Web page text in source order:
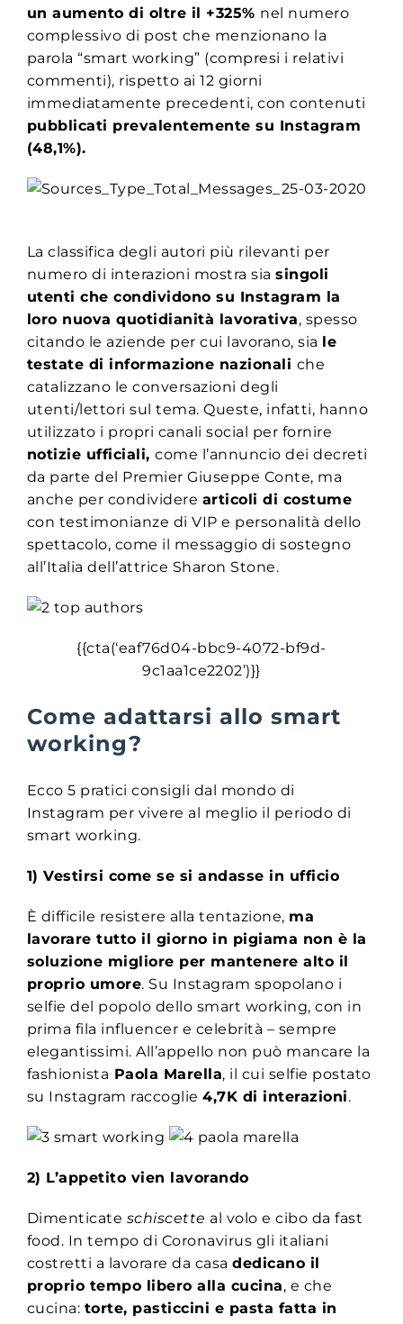
un aumento di oltre il +325% nel numero
complessivo di post che menzionano la
parola “smart working” (compresi i relativi
commenti), rispetto ai 12 giorni
immediatamente precedenti, con contenuti
pubblicati prevalentemente su Instagram
(48,1%).
La classifica degli autori più rilevanti per
numero di interazioni mostra siasingoli
utenti che condividono su Instagram la
loro nuova quotidianità lavorativa, spesso
citando le aziende per cui lavorano, sia le
testate di informazione nazionali che
catalizzano le conversazioni degli
utenti/lettori sul tema. Queste, infatti, hanno
utilizzato i propri canali social per fornire
notizie ufficiali,come l’annuncio dei decreti
da parte del Premier Giuseppe Conte, ma
anche per condividere articoli di costume
con testimonianze di VIP e personalità dello
spettacolo, come il messaggio di sostegno
all’Italia dell’attrice Sharon Stone.
{{cta(‘eaf76d04-bbc9-4072-bf9d-
9c1aa1ce2202’)}}
Come adattarsi allo smart
working?
Ecco 5 pratici consigli dal mondo di
Instagram per vivere al meglio il periodo di
smart working.
1) Vestirsi come se si andasse in ufficio
È difficile resistere alla tentazione, ma
lavorare tutto il giorno in pigiama non è la
soluzione migliore per mantenere alto il
proprio umore. Su Instagram spopolano i
selfie del popolo dello smart working, con in
prima fila influencer e celebrità – sempre
elegantissimi. All’appello non può mancare la
fashionista Paola Marella, il cui selfie postato
su Instagram raccoglie4,7K di interazioni.
2) L’appetito vien lavorando
Dimenticate schiscette al volo e cibo da fast
food. In tempo di Coronavirus gli italiani
costretti a lavorare da casadedicano il
proprio tempo libero alla cucina, e che
cucina: torte, pasticcini e pasta fatta in